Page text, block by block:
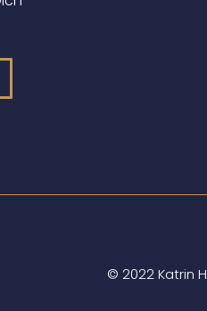
© 2022 Katrin